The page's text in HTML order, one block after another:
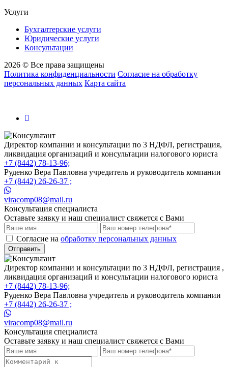
Услуги
Бухгалтерские услуги
Юридические услуги
Консультации
2026 © Все права защищены
Политика конфиденциальности Согласие на обработку
персональных данных Карта сайта
Директор компании и консультации по 3 НДФЛ, регистрация,
ликвидация организаций и консультации налогового юриста
+7 (8442) 78-13-96;
Руденко Вера Павловна учредитель и руководитель компании
+7 (8442) 26-26-37 ;
viracomp08@mail.ru
Консультация специалиста
Оставьте заявку и наш специалист свяжется с Вами
Cогласие на обработку персональных данных
Отправить
Директор компании и консультации по 3 НДФЛ, регистрация ,
ликвидация организаций и консультации налогового юриста
+7 (8442) 78-13-96;
Руденко Вера Павловна учредитель и руководитель компании
+7 (8442) 26-26-37 ;
viracomp08@mail.ru
Консультация специалиста
Оставьте заявку и наш специалист свяжется с Вами